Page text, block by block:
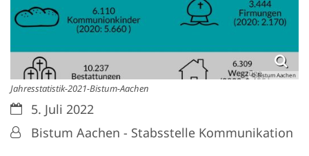
© Bistum Aachen
Jahresstatistik-2021-Bistum-Aachen
Datum:5. Juli 2022
Von:Bistum Aachen - Stabsstelle Kommunikation